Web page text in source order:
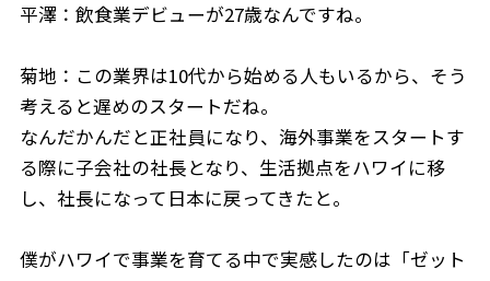
平澤：飲食業デビューが27歳なんですね。
菊地：この業界は10代から始める人もいるから、そう
考えると遅めのスタートだね。
なんだかんだと正社員になり、海外事業をスタートす
る際に子会社の社長となり、生活拠点をハワイに移
し、社長になって日本に戻ってきたと。
僕がハワイで事業を育てる中で実感したのは「ゼット